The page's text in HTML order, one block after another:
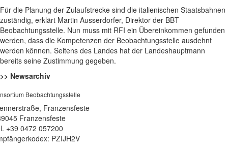
Für die Planung der Zulaufstrecke sind die italienischen Staatsbahnen
zuständig, erklärt Martin Ausserdorfer, Direktor der BBT
Beobachtungsstelle. Nun muss mit RFI ein Übereinkommen gefunden
werden, dass die Kompetenzen der Beobachtungsstelle ausdehnt
werden können. Seitens des Landes hat der Landeshauptmann
bereits seine Zustimmung gegeben.
>> Newsarchiv
Beobachtungsstelle
Franzensfeste
Franzensfeste
+39 0472 057200
PZIJH2V